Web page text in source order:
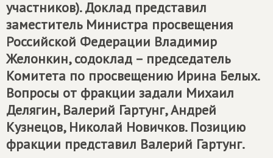
участников). Доклад представил
заместитель Министра просвещения
Российской Федерации Владимир
Желонкин, содоклад – председатель
Комитета по просвещению Ирина Белых.
Вопросы от фракции задали Михаил
Делягин, Валерий Гартунг, Андрей
Кузнецов, Николай Новичков. Позицию
фракции представил Валерий Гартунг.